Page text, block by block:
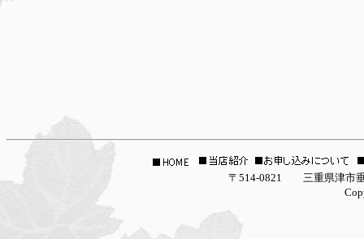
〒514-0821 三重県津市垂水2927-16 la
Copyright (C) 2005 la galleria